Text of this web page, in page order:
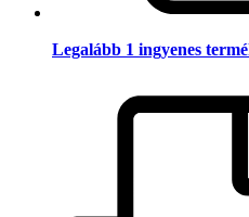
Legalább 1 ingyenes